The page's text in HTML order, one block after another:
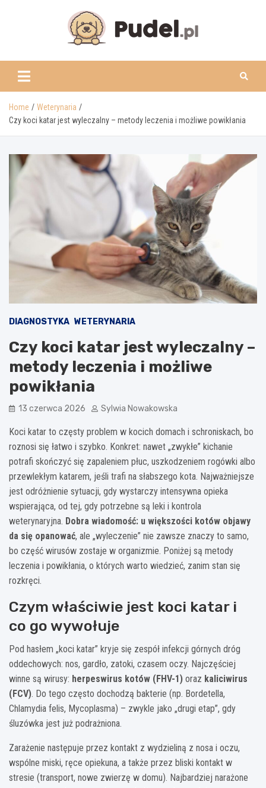
www.pudel.pl
Home
Weterynaria
Czy koci katar jest wyleczalny – metody leczenia i możliwe powikłania
DIAGNOSTYKA WETERYNARIA
Czy koci katar jest wyleczalny –
metody leczenia i możliwe
powikłania
13 czerwca 2026 Sylwia Nowakowska
Koci katar to częsty problem w kocich domach i schroniskach, bo
roznosi się łatwo i szybko. Konkret: nawet „zwykłe” kichanie
potrafi skończyć się zapaleniem płuc, uszkodzeniem rogówki albo
przewlekłym katarem, jeśli trafi na słabszego kota. Najważniejsze
jest odróżnienie sytuacji, gdy wystarczy intensywna opieka
wspierająca, od tej, gdy potrzebne są leki i kontrola
weterynaryjna. Dobra wiadomość: u większości kotów objawy
da się opanować, ale „wyleczenie” nie zawsze znaczy to samo,
bo część wirusów zostaje w organizmie. Poniżej są metody
leczenia i powikłania, o których warto wiedzieć, zanim stan się
rozkręci.
Czym właściwie jest koci katar i
co go wywołuje
Pod hasłem „koci katar” kryje się zespół infekcji górnych dróg
oddechowych: nos, gardło, zatoki, czasem oczy. Najczęściej
winne są wirusy: herpeswirus kotów (FHV-1) oraz kaliciwirus
(FCV). Do tego często dochodzą bakterie (np. Bordetella,
Chlamydia felis, Mycoplasma) – zwykle jako „drugi etap”, gdy
śluzówka jest już podrażniona.
Zarażenie następuje przez kontakt z wydzieliną z nosa i oczu,
wspólne miski, ręce opiekuna, a także przez bliski kontakt w
stresie (transport, nowe zwierzę w domu). Najbardziej narażone